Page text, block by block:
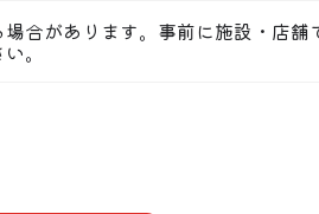
合があります。事前に施設・店舗
。